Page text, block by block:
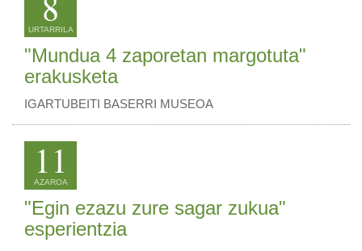
URTARRILA
"Mundua 4 zaporetan margotuta"
erakusketa
IGARTUBEITI BASERRI MUSEOA
11
AZAROA
"Egin ezazu zure sagar zukua"
esperientzia